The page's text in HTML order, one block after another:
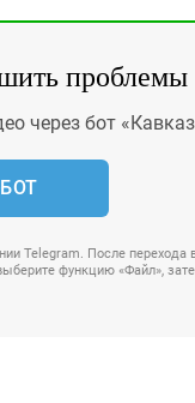
проблемы
через бот
БОТ
Telegram. После
функцию «Файл»,